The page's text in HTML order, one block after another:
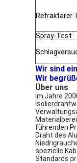
Refraktärer
Spray-Test
Wir sind
Wir
Über uns
Im Jahre
führenden
Draht des
spezielle
Standards